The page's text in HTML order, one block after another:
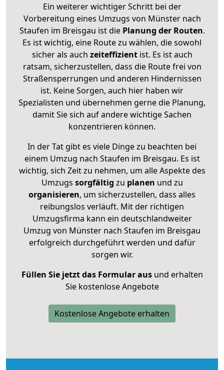
Ein weiterer wichtiger Schritt bei der
Vorbereitung eines Umzugs von Münster nach
Staufen im Breisgau ist diePlanung der Routen.
Es ist wichtig, eine Route zu wählen, die sowohl
sicher als auch zeiteffizientist. Es ist auch
ratsam, sicherzustellen, dass die Route frei von
Straßensperrungen und anderen Hindernissen
ist. Keine Sorgen, auch hier haben wir
Spezialisten und übernehmen gerne die Planung,
damit Sie sich auf andere wichtige Sachen
konzentrieren können.
In der Tat gibt es viele Dinge zu beachten bei
einem Umzug nach Staufen im Breisgau. Es ist
wichtig, sich Zeit zu nehmen, um alle Aspekte des
Umzugs sorgfältig zu planen und zu
organisieren, um sicherzustellen, dass alles
reibungslos verläuft. Mit der richtigen
Umzugsfirma kann ein deutschlandweiter
Umzug von Münster nach Staufen im Breisgau
erfolgreich durchgeführt werden und dafür
sorgen wir.
Füllen Sie jetzt das Formular ausund erhalten
Sie kostenlose Angebote
Kostenlose Angebote erhalten